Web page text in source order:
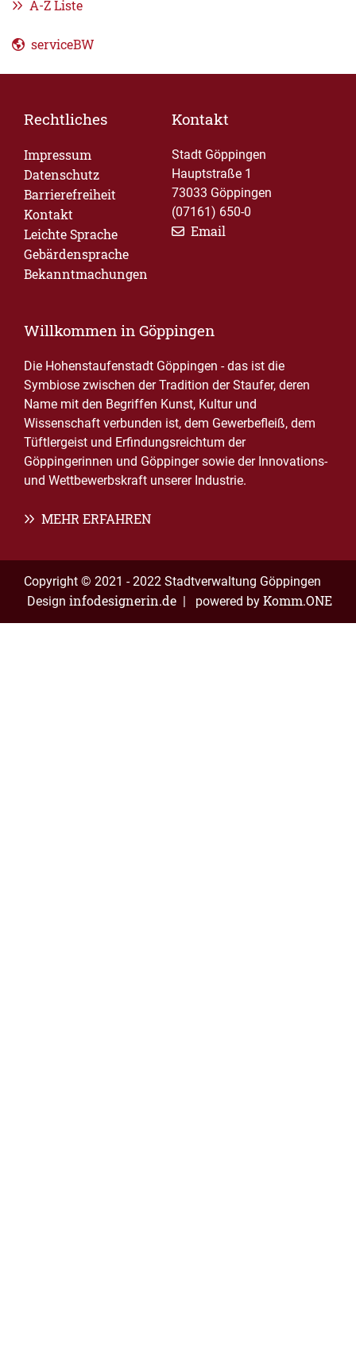
A-Z Liste
serviceBW
Rechtliches
Impressum
Datenschutz
Barrierefreiheit
Kontakt
Leichte Sprache
Gebärdensprache
Bekanntmachungen
Kontakt
Stadt Göppingen
Hauptstraße 1
73033 Göppingen
(07161) 650-0
Email
Willkommen in Göppingen
Die Hohenstaufenstadt Göppingen - das ist die
Symbiose zwischen der Tradition der Staufer, deren
Name mit den Begriffen Kunst, Kultur und
Wissenschaft verbunden ist, dem Gewerbefleiß, dem
Tüftlergeist und Erfindungsreichtum der
Göppingerinnen und Göppinger sowie der Innovations-
und Wettbewerbskraft unserer Industrie.
MEHR ERFAHREN
Copyright © 2021 - 2022 Stadtverwaltung Göppingen
Design infodesignerin.de | powered by Komm.ONE